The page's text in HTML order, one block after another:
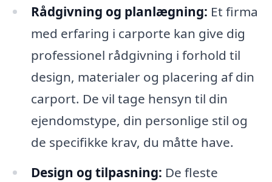
Rådgivning og planlægning: Et firma
med erfaring i carporte kan give dig
professionel rådgivning i forhold til
design, materialer og placering af din
carport. De vil tage hensyn til din
ejendomstype, din personlige stil og
de specifikke krav, du måtte have.
Design og tilpasning: De fleste